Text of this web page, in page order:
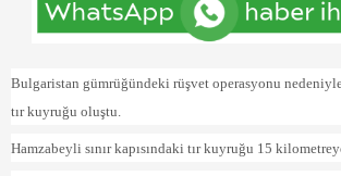
Bulgaristan gümrüğündeki rüşvet operasyonu
tır kuyruğu oluştu.
Hamzabeyli sınır kapısındaki tır kuyruğu 15